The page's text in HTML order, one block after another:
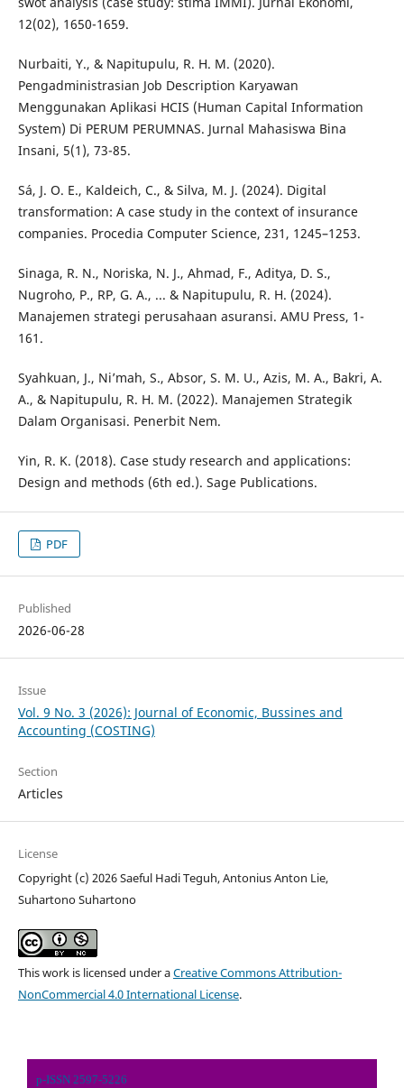
12(02), 1650-1659.
Nurbaiti, Y., & Napitupulu, R. H. M. (2020).
Pengadministrasian Job Description Karyawan
Menggunakan Aplikasi HCIS (Human Capital Information
System) Di PERUM PERUMNAS. Jurnal Mahasiswa Bina
Insani, 5(1), 73-85.
Sá, J. O. E., Kaldeich, C., & Silva, M. J. (2024). Digital
transformation: A case study in the context of insurance
companies. Procedia Computer Science, 231, 1245–1253.
Sinaga, R. N., Noriska, N. J., Ahmad, F., Aditya, D. S.,
Nugroho, P., RP, G. A., ... & Napitupulu, R. H. (2024).
Manajemen strategi perusahaan asuransi. AMU Press, 1-
161.
Syahkuan, J., Ni’mah, S., Absor, S. M. U., Azis, M. A., Bakri, A.
A., & Napitupulu, R. H. M. (2022). Manajemen Strategik
Dalam Organisasi. Penerbit Nem.
Yin, R. K. (2018). Case study research and applications:
Design and methods (6th ed.). Sage Publications.
PDF
Published
2026-06-28
Issue
Vol. 9 No. 3 (2026): Journal of Economic, Bussines and
Accounting (COSTING)
Section
Articles
License
Copyright (c) 2026 Saeful Hadi Teguh, Antonius Anton Lie,
Suhartono Suhartono
This work is licensed under aCreative Commons Attribution-
NonCommercial 4.0 International License.
p-ISSN 2597-5226